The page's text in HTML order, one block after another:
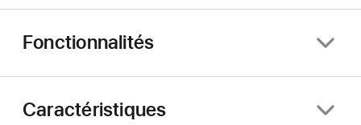
Fonctionnalités
Caractéristiques